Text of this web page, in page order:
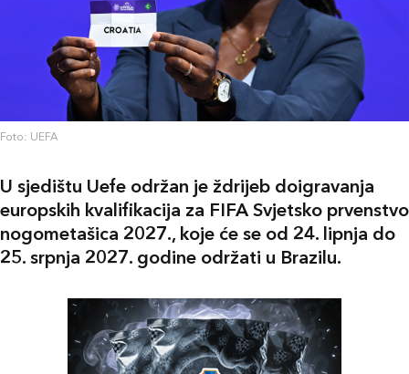
Foto: UEFA
U sjedištu Uefe održan je ždrijeb doigravanja
europskih kvalifikacija za FIFA Svjetsko prvenstvo
nogometašica 2027., koje će se od 24. lipnja do
25. srpnja 2027. godine održati u Brazilu.